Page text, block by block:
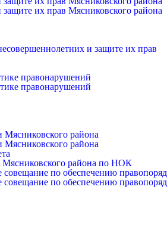
их прав Мясниковского района
и защите их прав
правонарушений
правонарушений
района
района
района по НОК
по обеспечению
по обеспечению